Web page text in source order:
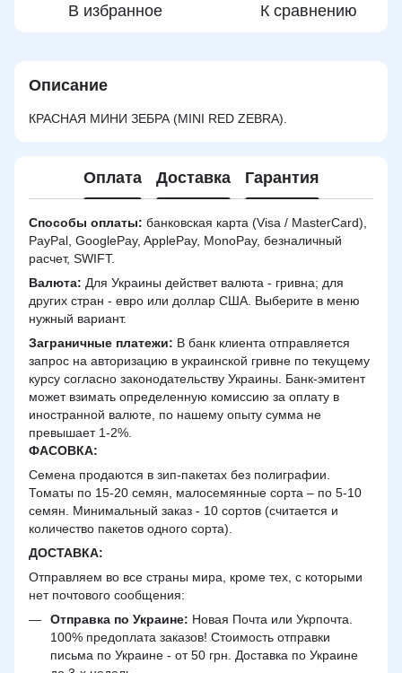
В избранное К сравнению
Описание
КРАСНАЯ МИНИ ЗЕБРА (MINI RED ZEBRA).
Оплата Доставка Гарантия
Способы оплаты: банковская карта (Visa / MasterCard),
PayPal, GooglePay, ApplePay, MonoPay, безналичный
расчет, SWIFT.
Валюта: Для Украины действет валюта - гривна; для
других стран - евро или доллар США. Выберите в меню
нужный вариант.
Заграничные платежи: В банк клиента отправляется
запрос на авторизацию в украинской гривне по текущему
курсу согласно законодательству Украины. Банк-эмитент
может взимать определенную комиссию за оплату в
иностранной валюте, по нашему опыту сумма не
превышает 1-2%.
ФАСОВКА:
Семена продаются в зип-пакетах без полиграфии.
Томаты по 15-20 семян, малосемянные сорта – по 5-10
семян. Минимальный заказ - 10 сортов (считается и
количество пакетов одного сорта).
ДОСТАВКА:
Отправляем во все страны мира, кроме тех, с которыми
нет почтового сообщения:
Отправка по Украине: Новая Почта или Укрпочта.
100% предоплата заказов! Стоимость отправки
письма по Украине - от 50 грн. Доставка по Украине